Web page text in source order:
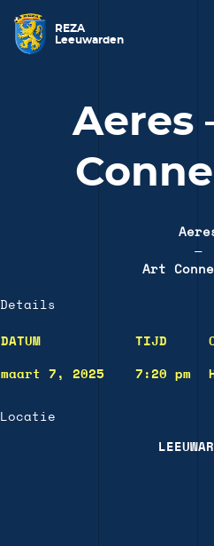
REZA
Leeuwarden
Aeres
—
Art
Details
DATUM TIJD
maart 7, 2025 7:20 pm
Locatie